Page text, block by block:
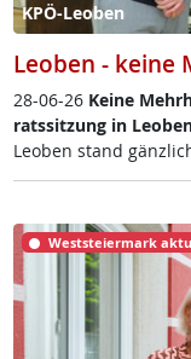
KPÖ-Leoben
Leoben - keine
28-06-26 Kei­ne
rats­sit­zung in
Leo­ben stand
Weststeiermark